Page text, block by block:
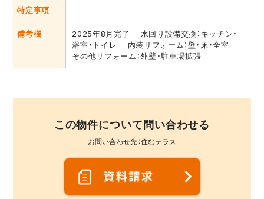
特定事項
備考欄
2025年8月完了 水回り設備交換：キッチン・
浴室・トイレ 内装リフォーム：壁・床・全室
その他リフォーム：外壁・駐車場拡張
この物件について問い合わせる
お問い合わせ先：住むテラス